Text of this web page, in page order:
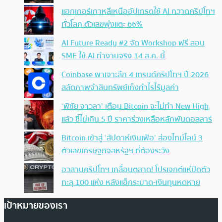
แฮกเกอร์เกาหลีเหนืออัปเกรดใช้ AI กวาดคริปโทฯ
ทั่วโลก ตัวเลขพุ่งแตะ 66%
AI Future Ready #2 จัด Workshop ฟรี สอน
SME ใช้ AI ทำงานจริง 14 ส.ค. นี้
Coinbase พาเจาะลึก 4 เทรนด์คริปโทฯ ปี 2026
สลัดภาพจำสินทรัพย์เก็งกำไรไร้มูลค่า
‘พิชัย จาวลา’ เตือน Bitcoin จะไม่ทำ New High
แล้ว ชี้ไม่เกิน 5 ปี ราคาร่วงเหลือหลักพันดอลลาร์
Bitcoin เข้าสู่ ‘สัปดาห์เงินเฟ้อ’ ส่องไทม์ไลน์ 3
ตัวเลขเศรษฐกิจสหรัฐฯ ที่ต้องระวัง
อวสานคริปโทฯ เกลื่อนตลาด! โปรเจกต์แห่ปิดตัว
ทะลุ 100 แห่ง หลังแฮ็กระบาด-เงินทุนหดหาย
เป้าหมายของเรา